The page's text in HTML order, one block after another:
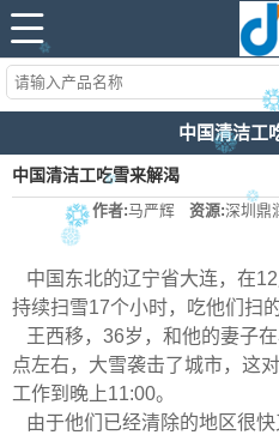
中国清洁工
中国清洁工吃雪来解渴
作者:马严辉 资源:深圳鼎
中国东北的辽宁省大连，在
持续扫雪17个小时，吃他们扫
王西移，36岁，和他的妻子
点左右，大雪袭击了城市，这
工作到晚上11:00。
由于他们已经清除的地区很